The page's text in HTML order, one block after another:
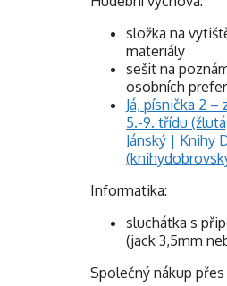
složka na
materiály
sešit na
osobních
Já, písnička 2 –
5.-9. třídu
Jánský | Knihy
Informatika:
sluchátka s
(jack 3,5mm
Společný nákup přes